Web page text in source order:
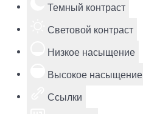
Темный контраст
Световой контраст
Низкое насыщение
Высокое насыщение
Ссылки